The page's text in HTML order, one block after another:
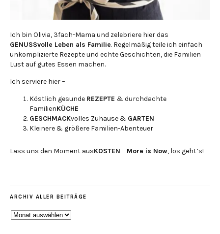
Ich bin Olivia, 3fach-Mama und zelebriere hier das
GENUSSvolle Leben als Familie. Regelmäßig teile ich einfach
unkomplizierte Rezepte und echte Geschichten, die Familien
Lust auf gutes Essen machen.
Ich serviere hier –
Köstlich gesunde REZEPTE & durchdachte
FamilienKÜCHE
GESCHMACKvolles Zuhause & GARTEN
Kleinere & größere Familien-Abenteuer
Lass uns den Moment ausKOSTEN – More is Now, los geht’s!
ARCHIV ALLER BEITRÄGE
ARCHIV